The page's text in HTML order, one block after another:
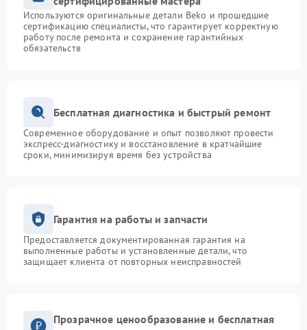
Используются оригинальные детали Beko и прошедшие
сертификацию специалисты, что гарантирует корректную
работу после ремонта и сохранение гарантийных
обязательств
Бесплатная диагностика и быстрый ремонт
Современное оборудование и опыт позволяют провести
экспресс-диагностику и восстановление в кратчайшие
сроки, минимизируя время без устройства
Гарантия на работы и запчасти
Предоставляется документированная гарантия на
выполненные работы и установленные детали, что
защищает клиента от повторных неисправностей
Прозрачное ценообразование и бесплатная